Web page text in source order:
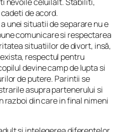
de acord.
unei situatii de separare nu e
comunicare si respectarea
situatiilor de divort, insă,
respectul pentru
devine camp de lupta si
de putere. Parintii se
asupra partenerului si
razboi din care in final nimeni